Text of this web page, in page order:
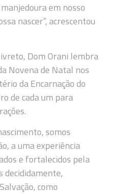
em nosso
nascer”, acrescentou
Dom Orani lembra
Novena de Natal nos
da Encarnação do
de cada um para
somos
a uma experiência
e fortalecidos pela
decididamente,
como